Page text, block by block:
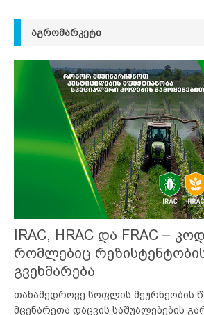
ᲐᲒᲠᲝᲛᲐᲠᲙᲔᲢᲘ
IRAC, HRAC და FRAC –
რომლებიც
გვეხმარება
თანამედროვე სოფლის მეურნეობის
მცენარეთა დაცვის საშუალებების